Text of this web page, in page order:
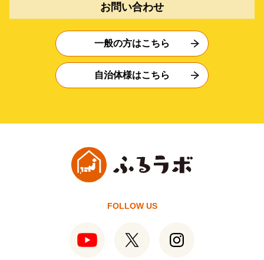
お問い合わせ
一般の方はこちら
自治体様はこちら
FOLLOW US